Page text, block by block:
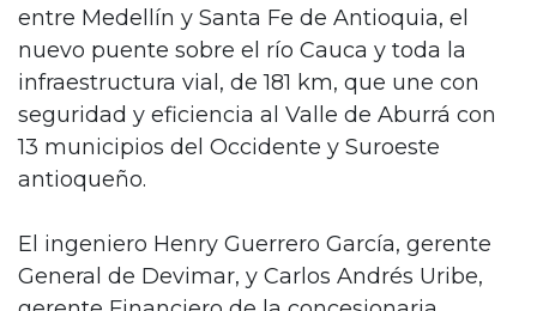
entre Medellín y Santa Fe de Antioquia, el
nuevo puente sobre el río Cauca y toda la
infraestructura vial, de 181 km, que une con
seguridad y eficiencia al Valle de Aburrá con
13 municipios del Occidente y Suroeste
antioqueño.
El ingeniero Henry Guerrero García, gerente
General de Devimar, y Carlos Andrés Uribe,